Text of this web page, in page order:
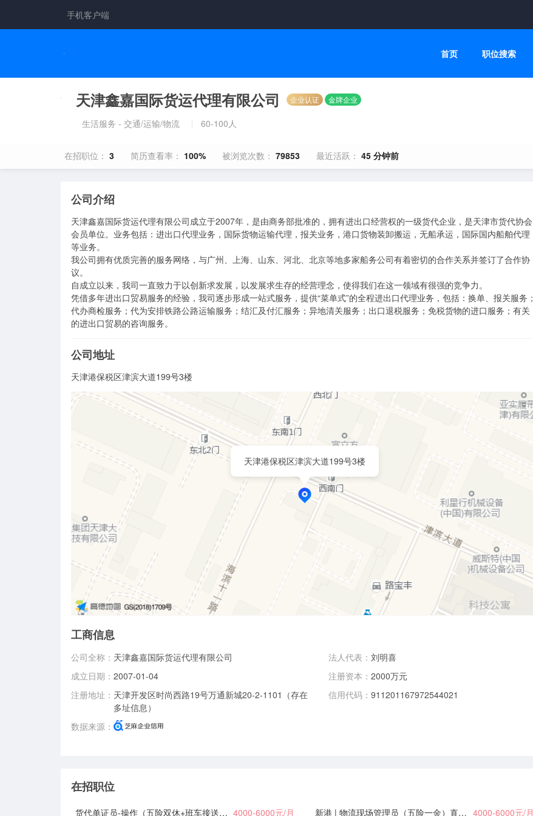
手机客户端
首页 职位搜索
天津鑫嘉国际货运代理有限公司 企业认证 金牌企业
生活服务 - 交通/运输/物流 60-100人
在招职位： 3 简历查看率： 100% 被浏览次数： 79853 最近活跃： 45 分钟前
公司介绍
天津鑫嘉国际货运代理有限公司成立于2007年，是由商务部批准的，拥有进出口经营权的一级货代企业，是天津市货代协会
会员单位。业务包括：进出口代理业务，国际货物运输代理，报关业务，港口货物装卸搬运，无船承运，国际国内船舶代理
等业务。
我公司拥有优质完善的服务网络，与广州、上海、山东、河北、北京等地多家船务公司有着密切的合作关系并签订了合作协
议。
自成立以来，我司一直致力于以创新求发展，以发展求生存的经营理念，使得我们在这一领域有很强的竞争力。
凭借多年进出口贸易服务的经验，我司逐步形成一站式服务，提供“菜单式”的全程进出口代理业务，包括：换单、报关服务；
代办商检服务；代为安排铁路公路运输服务；结汇及付汇服务；异地清关服务；出口退税服务；免税货物的进口服务；有关
的进出口贸易的咨询服务。
公司地址
天津港保税区津滨大道199号3楼
天津港保税区津滨大道199号3楼
工商信息
公司全称： 天津鑫嘉国际货运代理有限公司
成立日期：2007-01-04
注册地址： 天津开发区时尚西路19号万通新城20-2-1101（存在
多址信息）
数据来源：
法人代表： 刘明喜
注册资本： 2000万元
信用代码： 911201167972544021
在招职位
货代单证员-操作（五险双休+班车接送）直接电话联系 4000-6000元/月 新港 | 物流现场管理员（五险一金）直接电话联系 4000-6000元/月